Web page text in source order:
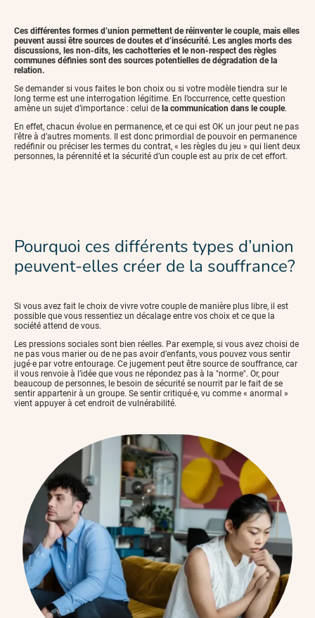
Ces différentes formes d’union permettent de réinventer le couple, mais elles
peuvent aussi être sources de doutes et d’insécurité. Les angles morts des
discussions, les non-dits, les cachotteries et le non-respect des règles
communes définies sont des sources potentielles de dégradation de la
relation.
Se demander si vous faites le bon choix ou si votre modèle tiendra sur le
long terme est une interrogation légitime. En l’occurrence, cette question
amène un sujet d’importance : celui de la communication dans le couple.
En effet, chacun évolue en permanence, et ce qui est OK un jour peut ne pas
l’être à d’autres moments. Il est donc primordial de pouvoir en permanence
redéfinir ou préciser les termes du contrat, « les règles du jeu » qui lient deux
personnes, la pérennité et la sécurité d’un couple est au prix de cet effort.
Pourquoi ces différents types d’union
peuvent-elles créer de la souffrance?
Si vous avez fait le choix de vivre votre couple de manière plus libre, il est
possible que vous ressentiez un décalage entre vos choix et ce que la
société attend de vous.
Les pressions sociales sont bien réelles. Par exemple, si vous avez choisi de
ne pas vous marier ou de ne pas avoir d’enfants, vous pouvez vous sentir
jugé·e par votre entourage. Ce jugement peut être source de souffrance, car
il vous renvoie à l’idée que vous ne répondez pas à la "norme". Or, pour
beaucoup de personnes, le besoin de sécurité se nourrit par le fait de se
sentir appartenir à un groupe. Se sentir critiqué·e, vu comme « anormal »
vient appuyer à cet endroit de vulnérabilité.